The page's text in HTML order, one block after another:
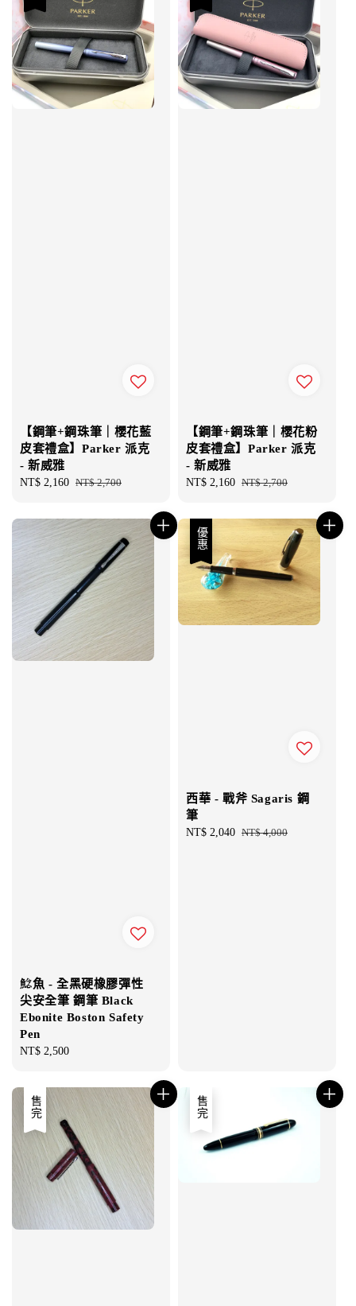
【鋼筆+鋼珠筆｜櫻花藍
皮套禮盒】Parker 派克
- 新威雅
Sale
NT$ 2,160 Regular
NT$ 2,700
【鋼筆+鋼珠筆｜櫻花粉
皮套禮盒】Parker 派克
- 新威雅
Sale
NT$ 2,160 Regular
NT$ 2,700
鯰魚 - 全黑硬橡膠彈性
尖安全筆 鋼筆 Black
Ebonite Boston Safety
Pen
Regular
NT$ 2,500
優惠
西華 - 戰斧 Sagaris 鋼
筆
Sale
NT$ 2,040 Regular
NT$ 4,000
售完 售完